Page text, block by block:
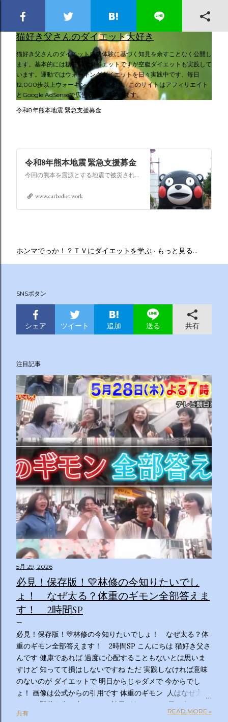
スキップしてメイン コンテンツに移動
猫好き父さんのダイエット大好き
猫好き父さんのダイエット成功体験に基づく知見を余すことなく公開し
ます。基本的には糖質制限ダイエットですが空腹ダイエットも実践して
います。運動ではウォーキングダイエットを日々実践中です、毎日
12,000歩以上ウォーキングしています。このサイトはアフィリエイト
とGoogle AdSenseで広告収入を得ています。
令和8年熊本地震 緊急支援募金
令和8年熊本地震 緊急支援募金
今回の熊本を震源とする地震で被災された皆さままだまだ余震も続き大変な時間を過ごされていると思います。心よりお見舞い申し上げます
www.carbodiet.work
ホンマでっか！？ＴＶにダイエットを学ぶ もっと見る…
SNSボタン
シェア ツイート 追加 送る 共有
注目記事
5月 29, 2026
必見！保存版！💛林修の今知りたいでし
ょ！ なぜ太る？体重のギモン全部答えま
す！ 2時間SP
必見！保存版！💛林修の今知りたいでしょ！ なぜ太る？体
重のギモン全部答えます！ 2時間SP こんにちは 猫好き父さ
んです 健康であれば 過度に心配することもないとは思いま
すけど 知ってて損はしないですね ただ 実践しなければ意味
のないのが ダイエットで 明日からじゃダメで 今からでし
ょ！ 画像は公式からの引用です 体重のギモン 人はなぜ太る
のか？ 野菜を先に食べるのは効果があるの？１日２食と３
食、どっちが太らない？「太りやすい人」と「太りにくい
共有 READ MORE »